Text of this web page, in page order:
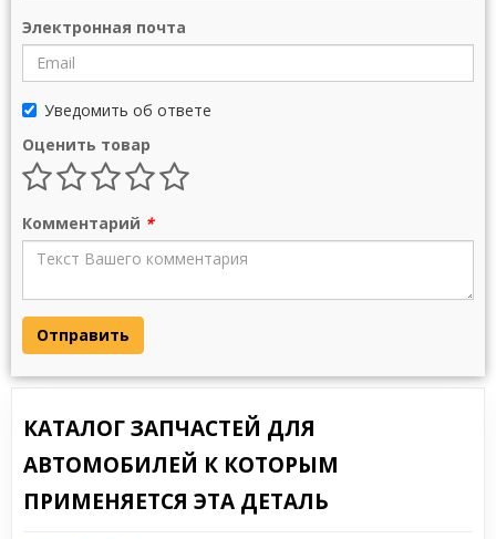
Электронная почта
Уведомить об ответе
Оценить товар
Комментарий *
Отправить
КАТАЛОГ ЗАПЧАСТЕЙ ДЛЯ
АВТОМОБИЛЕЙ К КОТОРЫМ
ПРИМЕНЯЕТСЯ ЭТА ДЕТАЛЬ